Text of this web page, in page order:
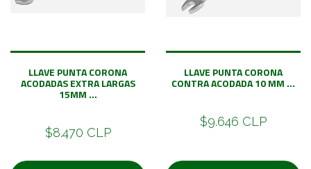
LLAVE PUNTA CORONA
ACODADAS EXTRA LARGAS
15MM ...
$8.470 CLP
LLAVE PUNTA CORONA
CONTRA ACODADA 10 MM ...
$9.646 CLP